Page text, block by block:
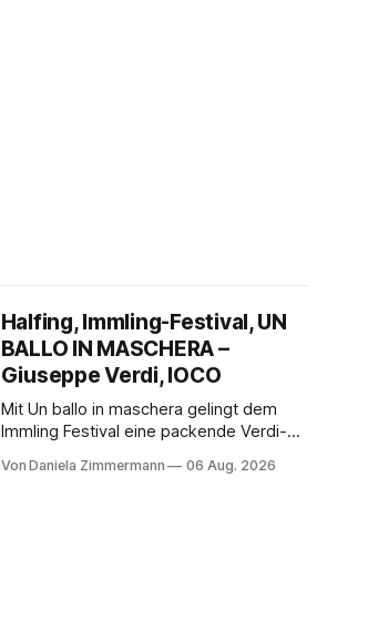
Halfing, Immling-Festival, UN
BALLO IN MASCHERA –
Giuseppe Verdi, IOCO
Mit Un ballo in maschera gelingt dem
Immling Festival eine packende Verdi-
Wirklichkeit. Verena von Kerssenbrock
Von Daniela Zimmermann 06 Aug. 2026